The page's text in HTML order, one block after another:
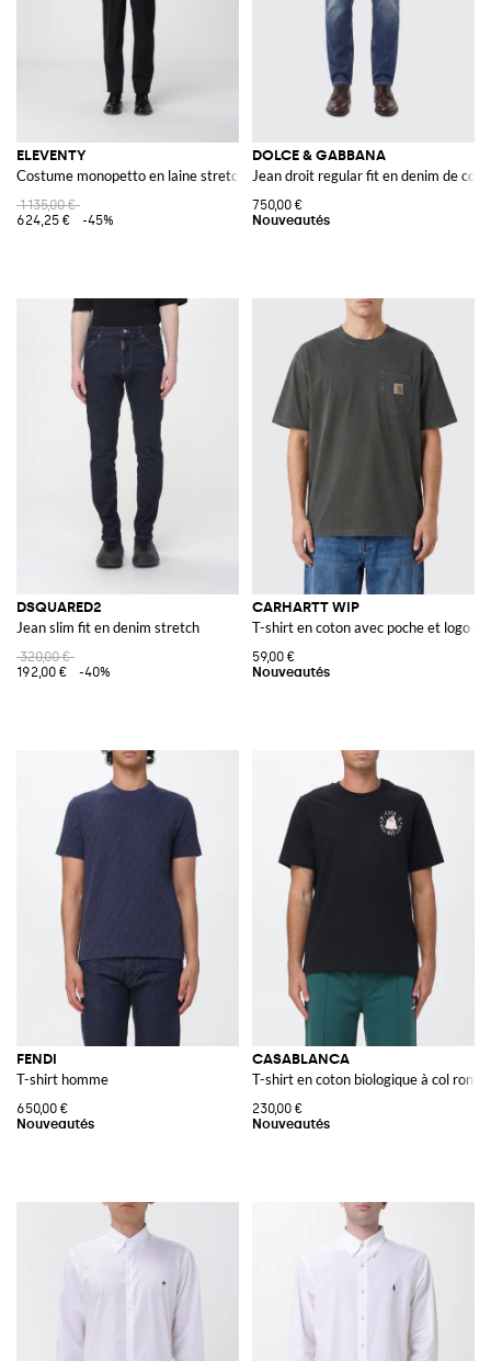
ELEVENTY
Costume monopetto en laine stretch
1 135,00 €
624,25 €
-45%
DOLCE & GABBANA
Jean droit regular fit en denim de
750,00 €
DSQUARED2
Jean slim fit en denim stretch
320,00 €
192,00 €
-40%
CARHARTT WIP
T-shirt en coton avec poche et logo
59,00 €
FENDI
T-shirt homme
650,00 €
CASABLANCA
T-shirt en coton biologique à col rond
230,00 €